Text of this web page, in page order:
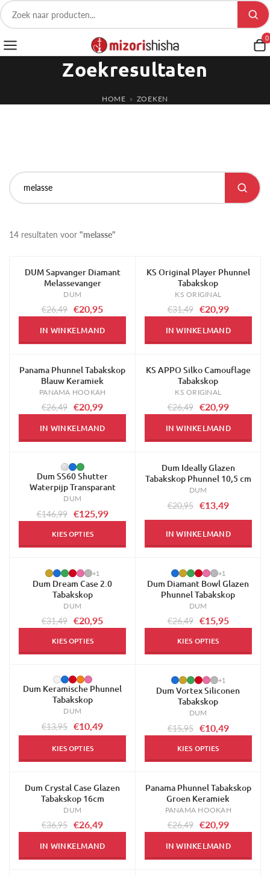
0
Zoekresultaten
HOME » ZOEKEN
14 resultaten voor "melasse"
-21%
DUM Sapvanger Diamant
Melassevanger
DUM
€26,49 €20,95
IN WINKELMAND
-33%
KS Original Player Phunnel
Tabakskop
KS ORIGINAL
€31,49 €20,99
IN WINKELMAND
-21%
Panama Phunnel Tabakskop
Blauw Keramiek
PANAMA HOOKAH
€26,49 €20,99
IN WINKELMAND
-21%
KS APPO Silko Camouflage
Tabakskop
KS ORIGINAL
€26,49 €20,99
IN WINKELMAND
Dum SS60 Shutter
Waterpijp Transparant
DUM
€146,99 €125,99
KIES OPTIES
-36%Dum Ideally Glazen
Tabakskop Phunnel 10,5 cm
DUM
€20,95 €13,49
IN WINKELMAND
+1
Dum Dream Case 2.0
Tabakskop
DUM
€31,49 €20,95
KIES OPTIES
+1
Dum Diamant Bowl Glazen
Phunnel Tabakskop
DUM
€26,49 €15,95
KIES OPTIES
Dum Keramische Phunnel
Tabakskop
DUM
€13,95 €10,49
KIES OPTIES
+1
Dum Vortex Siliconen
Tabakskop
DUM
€15,95 €10,49
KIES OPTIES
-28%
Dum Crystal Case Glazen
Tabakskop 16cm
DUM
€36,95 €26,49
IN WINKELMAND
-21%
Panama Phunnel Tabakskop
Groen Keramiek
PANAMA HOOKAH
€26,49 €20,99
IN WINKELMAND